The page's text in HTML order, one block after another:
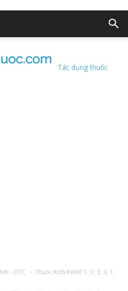
Tác dụng thuốc
- OTC
Thuốc Kids Relief 1; 3; 3; 3; 1;